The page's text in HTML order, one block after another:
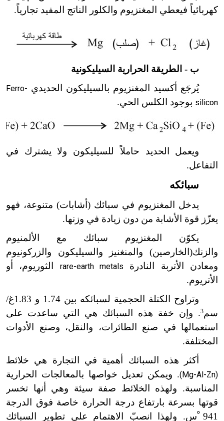
كهربائياً فيعطي المغنزيوم والكلور الناتج المفيد تجارياً.
ب - الطريقة الحرارية السيليكونية
يُرجَع أكسيد المغنزيوم بالسيليكون الحديدي Ferro-
silicon بوجود الكلس الحي.
ويعمل الحديد حاملاً للسيليكون ولا يشترك في
التفاعل.
سبائكه
يدخل المغنزيوم في سبائك (أشابات) متنوعة، فهو
يعزّز قوة الأشابة من دون زيادة في وزنها.
يكوّن المغنزيوم سبائك مع الألمنيوم
والزنك(الخارصين) والمنغنيز والسيليكون والزركونيوم
ومعادن الأتربة النادرة
rare-earth metals الثوريوم، أو
الأتريوم.
وتراوح الكتلة الحجمية لسبائكه بين 1.74 و 1.83غ/
سم3. وإن خفة هذه السبائك هي التي ساعدت على
استعمالها في صنع الطائرات، والنقل، وصنع الأدوات
المختلفة.
أكثر هذه السبائك أهمية في التجارة هي خلائط
(Mg-Al-Zn). ويمكن تعديل خواصها بالمعالجات الحرارية
المناسبة. ولهذه الخلائط صفة سيئة وهي أنها تخسر
قوتها بسرعة بارتفاع درجة الحرارة خاصة فوق الدرجة
941 ْس. ولهذا انصبّ الاهتمام على تطوير السبائك